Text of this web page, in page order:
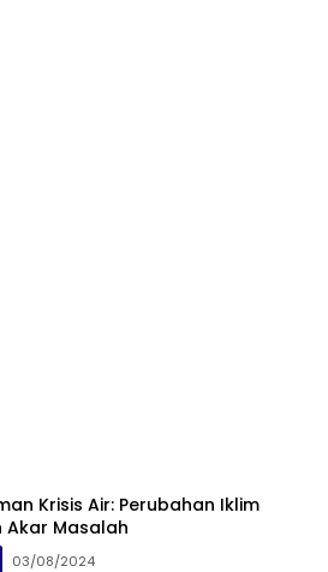
Krisis Air: Perubahan Iklim
Akar Masalah
03/08/2024